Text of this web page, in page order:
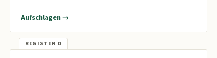
Aufschlagen →